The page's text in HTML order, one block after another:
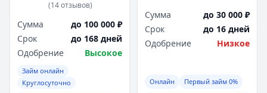
(14отзывов)
Сумма
до 100 000 ₽
Срок
до 168 дней
Одобрение
Высокое
Займ онлайн
Круглосуточно
Сумма
до 30 000 ₽
Срок
до 16 дней
Одобрение
Низкое
Онлайн Первый займ 0%